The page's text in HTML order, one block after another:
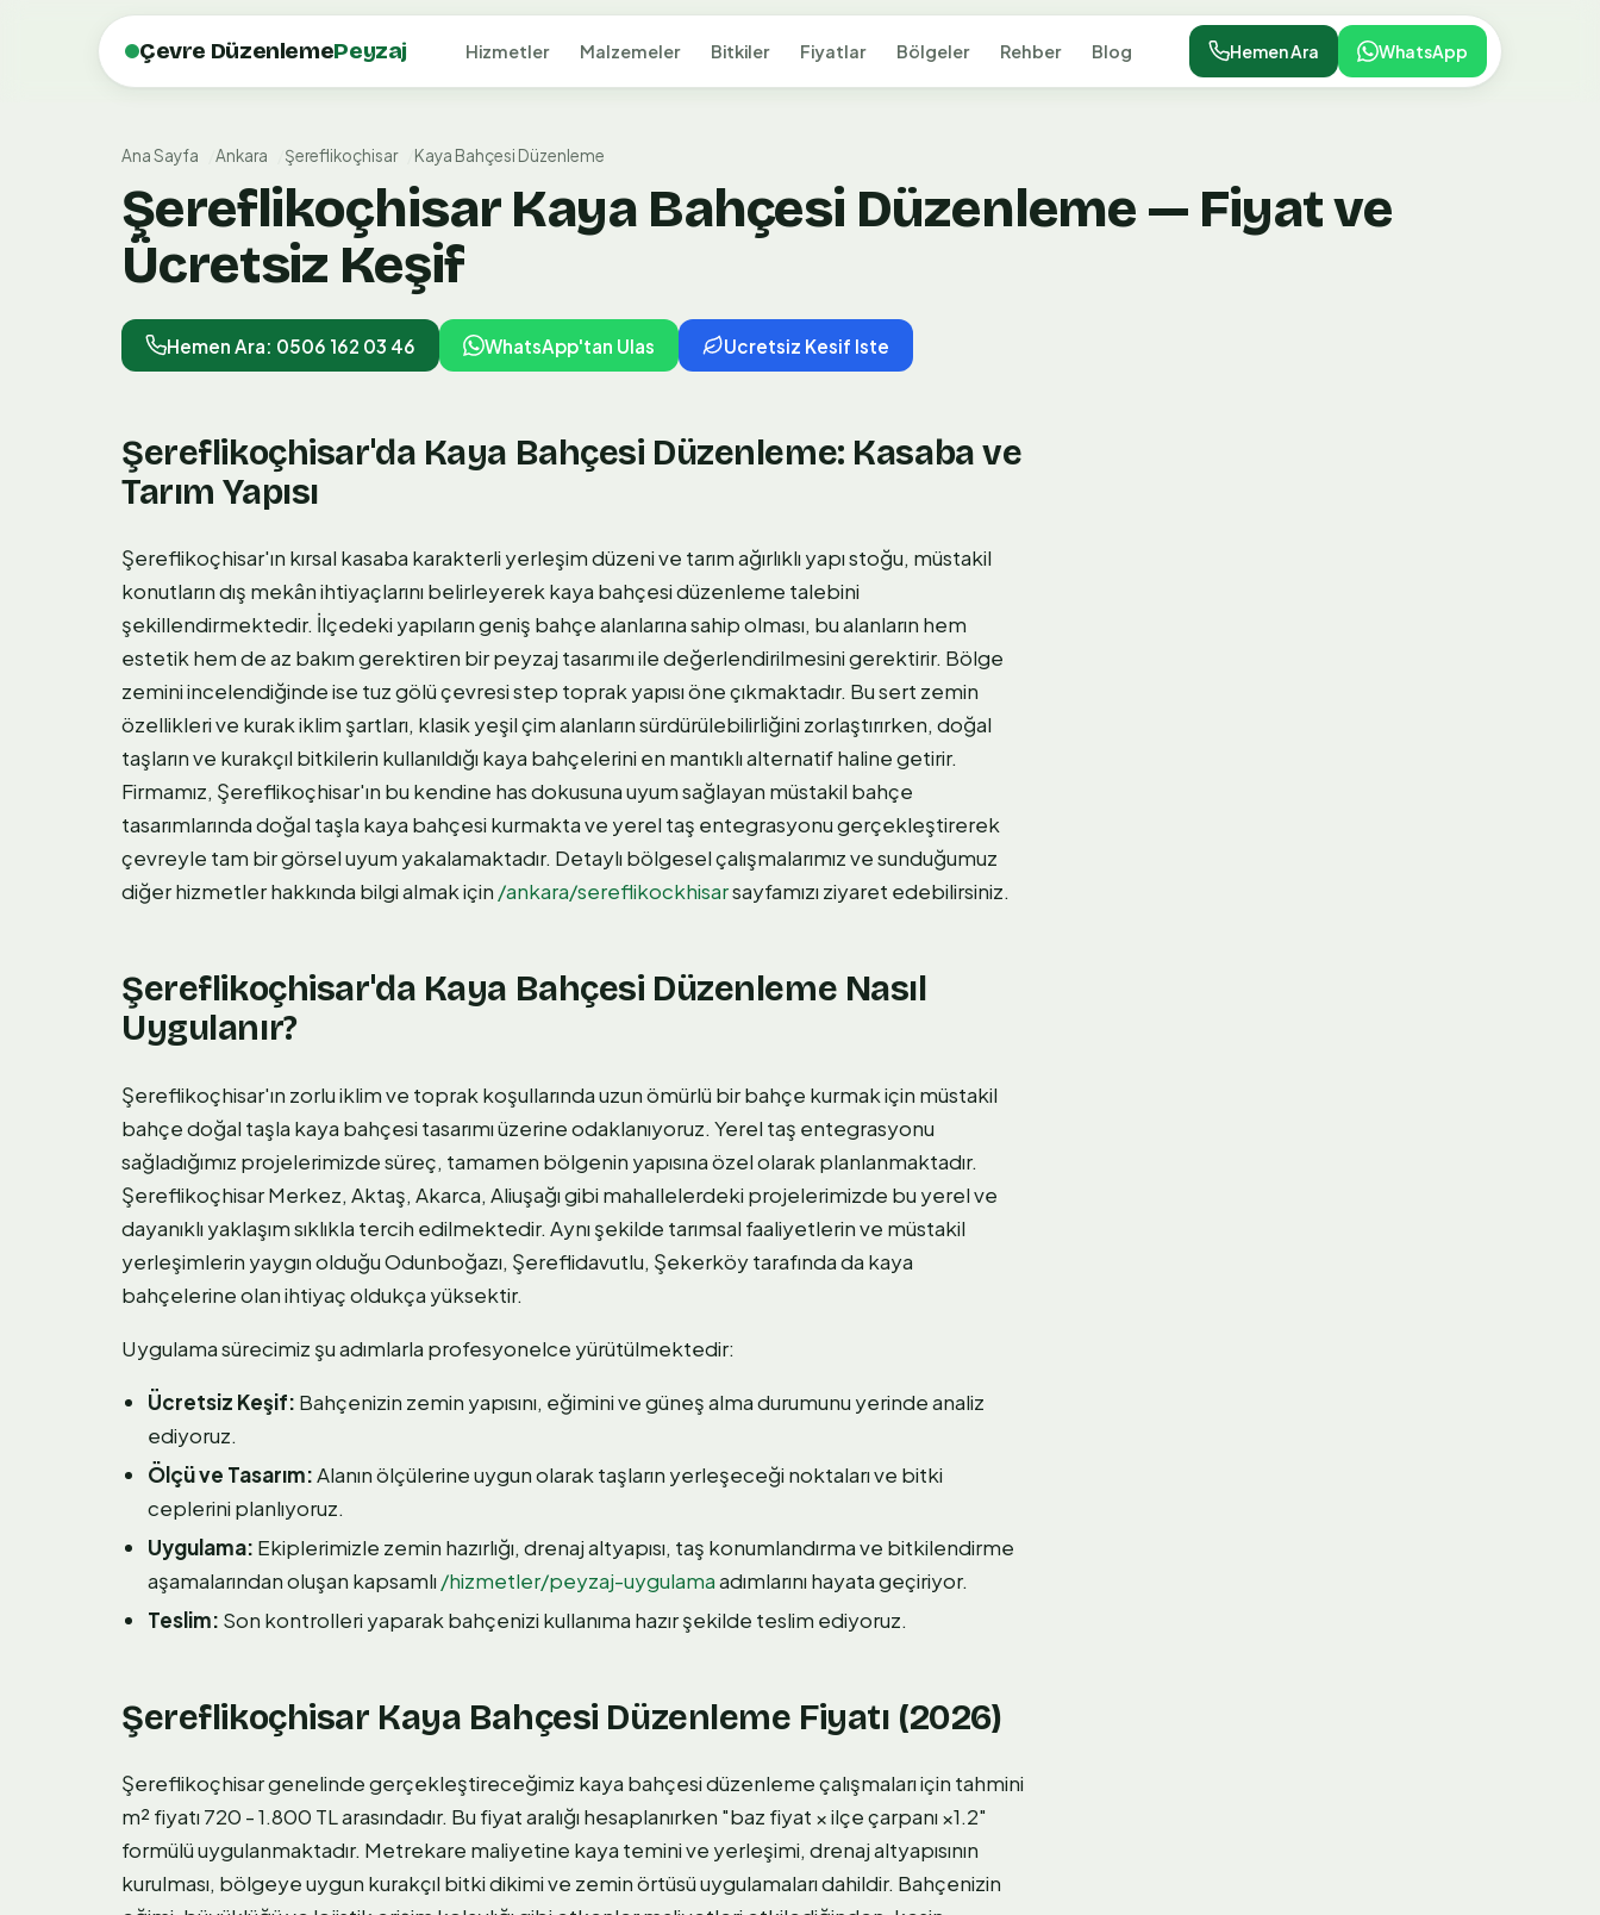
Çevre DüzenlemePeyzaj Hizmetler Malzemeler Bitkiler Fiyatlar Bölgeler Rehber Blog Hemen Ara WhatsApp
Ana Sayfa Ankara Şereflikoçhisar Kaya Bahçesi Düzenleme
Şereflikoçhisar Kaya Bahçesi Düzenleme — Fiyat ve
Ücretsiz Keşif
Hemen Ara: 0506 162 03 46 WhatsApp'tan Ulas Ucretsiz Kesif Iste
Şereflikoçhisar'da Kaya Bahçesi Düzenleme: Kasaba ve
Tarım Yapısı
Şereflikoçhisar'ın kırsal kasaba karakterli yerleşim düzeni ve tarım ağırlıklı yapı stoğu, müstakil
konutların dış mekân ihtiyaçlarını belirleyerek kaya bahçesi düzenleme talebini
şekillendirmektedir. İlçedeki yapıların geniş bahçe alanlarına sahip olması, bu alanların hem
estetik hem de az bakım gerektiren bir peyzaj tasarımı ile değerlendirilmesini gerektirir. Bölge
zemini incelendiğinde ise tuz gölü çevresi step toprak yapısı öne çıkmaktadır. Bu sert zemin
özellikleri ve kurak iklim şartları, klasik yeşil çim alanların sürdürülebilirliğini zorlaştırırken, doğal
taşların ve kurakçıl bitkilerin kullanıldığı kaya bahçelerini en mantıklı alternatif haline getirir.
Firmamız, Şereflikoçhisar'ın bu kendine has dokusuna uyum sağlayan müstakil bahçe
tasarımlarında doğal taşla kaya bahçesi kurmakta ve yerel taş entegrasyonu gerçekleştirerek
çevreyle tam bir görsel uyum yakalamaktadır. Detaylı bölgesel çalışmalarımız ve sunduğumuz
diğer hizmetler hakkında bilgi almak için /ankara/sereflikockhisarsayfamızı ziyaret edebilirsiniz.
Şereflikoçhisar'da Kaya Bahçesi Düzenleme Nasıl
Uygulanır?
Şereflikoçhisar'ın zorlu iklim ve toprak koşullarında uzun ömürlü bir bahçe kurmak için müstakil
bahçe doğal taşla kaya bahçesi tasarımı üzerine odaklanıyoruz. Yerel taş entegrasyonu
sağladığımız projelerimizde süreç, tamamen bölgenin yapısına özel olarak planlanmaktadır.
Şereflikoçhisar Merkez, Aktaş, Akarca, Aliuşağı gibi mahallelerdeki projelerimizde bu yerel ve
dayanıklı yaklaşım sıklıkla tercih edilmektedir. Aynı şekilde tarımsal faaliyetlerin ve müstakil
yerleşimlerin yaygın olduğu Odunboğazı, Şereflidavutlu, Şekerköy tarafında da kaya
bahçelerine olan ihtiyaç oldukça yüksektir.
Uygulama sürecimiz şu adımlarla profesyonelce yürütülmektedir:
Ücretsiz Keşif: Bahçenizin zemin yapısını, eğimini ve güneş alma durumunu yerinde analiz
ediyoruz.
Ölçü ve Tasarım:Alanın ölçülerine uygun olarak taşların yerleşeceği noktaları ve bitki
ceplerini planlıyoruz.
Uygulama: Ekiplerimizle zemin hazırlığı, drenaj altyapısı, taş konumlandırma ve bitkilendirme
aşamalarından oluşan kapsamlı /hizmetler/peyzaj-uygulamaadımlarını hayata geçiriyor.
Teslim: Son kontrolleri yaparak bahçenizi kullanıma hazır şekilde teslim ediyoruz.
Şereflikoçhisar Kaya Bahçesi Düzenleme Fiyatı (2026)
Şereflikoçhisar genelinde gerçekleştireceğimiz kaya bahçesi düzenleme çalışmaları için tahmini
m² fiyatı 720 - 1.800 TL arasındadır. Bu fiyat aralığı hesaplanırken "baz fiyat × ilçe çarpanı ×1.2"
formülü uygulanmaktadır. Metrekare maliyetine kaya temini ve yerleşimi, drenaj altyapısının
kurulması, bölgeye uygun kurakçıl bitki dikimi ve zemin örtüsü uygulamaları dahildir. Bahçenizin